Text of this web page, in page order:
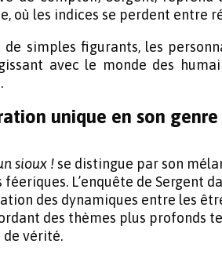
où les indices se perdent entre
de simples figurants, les
avec le monde des
unique en son genre
sioux ! se distingue par son
féeriques. L’enquête de Sergent
des dynamiques entre les
des thèmes plus profonds
de vérité.